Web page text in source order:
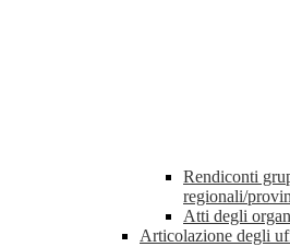
Rendiconti
regionali/
Atti degli
Articolazione degli